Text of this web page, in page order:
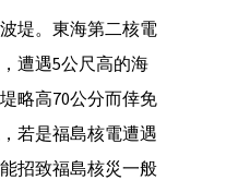
堤。東海第二核電
遭遇5公尺高的海
略高70公分而倖免
若是福島核電遭遇
招致福島核災一般